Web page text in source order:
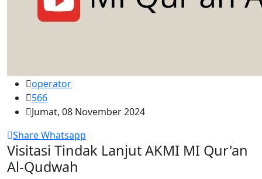
operator
566
Jumat, 08 November 2024
Share Whatsapp
Visitasi Tindak Lanjut AKMI MI Qur'an
Al-Qudwah